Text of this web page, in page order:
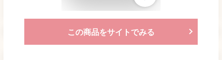
この商品をサイトでみる